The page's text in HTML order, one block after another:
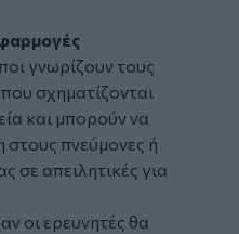
γνωρίζουν τους
σχηματίζονται
και μπορούν να
πνεύμονες ή
σε απειλητικές για
οι ερευνητές θα